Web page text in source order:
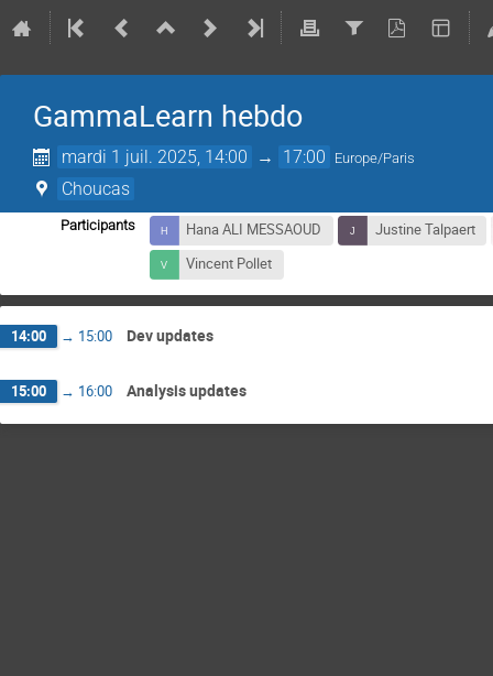
GammaLearn hebdo
mardi 1 juil. 2025, 14:00 → 17:00 Europe/Paris
Choucas
Participants Hana ALI MESSAOUD
Justine Talpaert
Vincent Pollet
14:00 → 15:00 Dev updates
15:00 → 16:00 Analysis updates